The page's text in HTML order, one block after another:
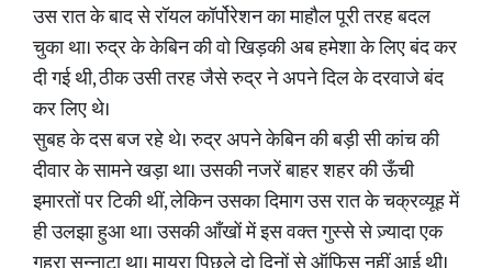
उस रात के बाद से रॉयल कॉर्पोरेशन का माहौल पूरी तरह बदल
चुका था। रुद्र के केबिन की वो खिड़की अब हमेशा के लिए बंद कर
दी गई थी, ठीक उसी तरह जैसे रुद्र ने अपने दिल के दरवाजे बंद
कर लिए थे।
सुबह के दस बज रहे थे। रुद्र अपने केबिन की बड़ी सी कांच की
दीवार के सामने खड़ा था। उसकी नजरें बाहर शहर की ऊँची
इमारतों पर टिकी थीं, लेकिन उसका दिमाग उस रात के चक्रव्यूह में
ही उलझा हुआ था। उसकी आँखों में इस वक्त गुस्से से ज़्यादा एक